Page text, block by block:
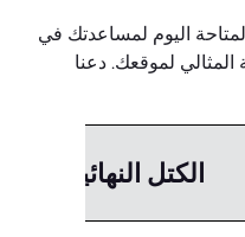
اليوم لمساعدتك في
المثالي لموقعك. دعنا
الكتل النهائية